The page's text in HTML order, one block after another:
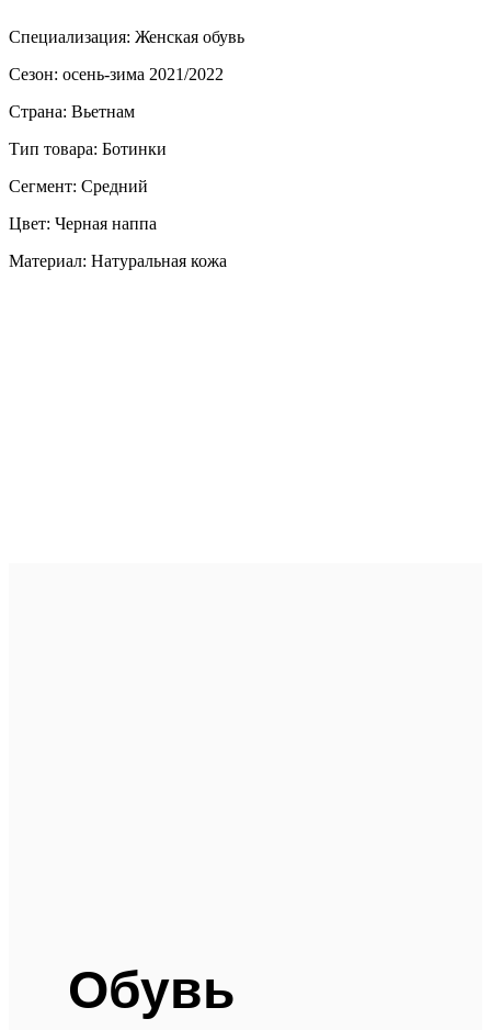
Специализация: Женская обувь
Сезон: осень-зима 2021/2022
Страна: Вьетнам
Тип товара: Ботинки
Сегмент: Средний
Цвет: Черная наппа
Материал: Натуральная кожа
Обувь